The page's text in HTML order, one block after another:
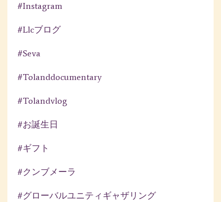
#instagram
#llcブログ
#seva
#tolanddocumentary
#tolandvlog
#お誕生日
#ギフト
#クンブメーラ
#グローバルユニティギャザリング